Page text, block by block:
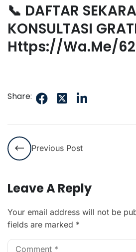
📞 DAFTAR
KONSULTASI
Https://wa.me/
Share:
Previous Post
Leave A Reply
Your email address will not be
fields are marked *